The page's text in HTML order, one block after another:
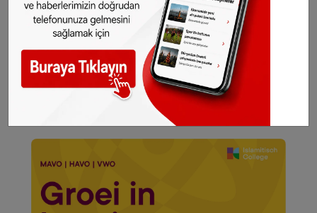
gelsin! Abone olmak için tıklayın
Sitemizde yayımlanan haberlerin her türlü
hakkıSONHABER.eu ’ya aittir. Haberin linki
kaynak olarak gösterilmeden alınan haberler
için hukuki işlem başlatılacaktır.